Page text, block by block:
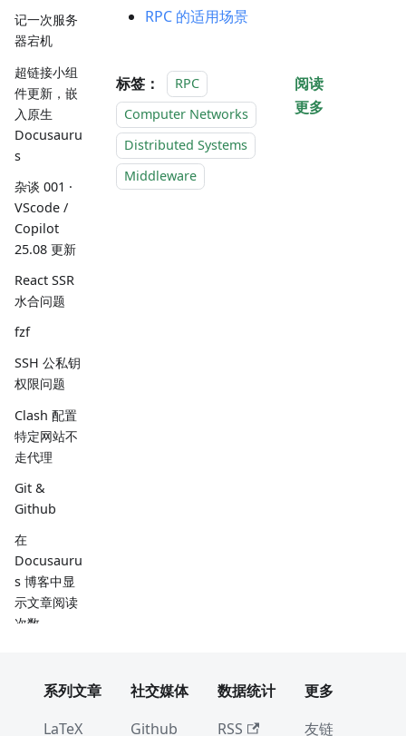
记一次服务
器宕机
超链接小组
件更新，嵌
入原生
Docusauru
s
杂谈 001 ·
VScode /
Copilot
25.08 更新
React SSR
水合问题
fzf
SSH 公私钥
权限问题
Clash 配置
特定网站不
走代理
Git &
Github
在
Docusauru
s 博客中显
示文章阅读
次数
pycurl
RPC 的适用场景
标签：
RPC
Computer Networks
Distributed Systems
Middleware
阅读
更多
系列文章
LaTeX
社交媒体
Github
数据统计
RSS
更多
友链